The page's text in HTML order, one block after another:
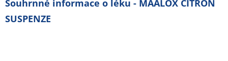
Souhrnné informace o léku - MAALOX CITRON
SUSPENZE